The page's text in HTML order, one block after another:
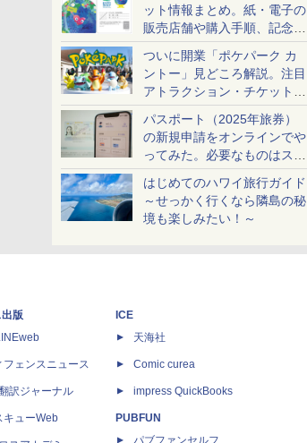
ット情報まとめ。紙・電子の
販売店舗や購入手順、記念チ
ケットも解説
ついに開業「ポケパーク カ
ントー」見どころ解説。注目
アトラクション・チケット手
配・来場前に必要な準備は？
パスポート（2025年旅券）
の新規申請をオンラインでや
ってみた。必要なものはスマ
ホとマイナカードのみ
はじめてのハワイ旅行ガイド
～せっかく行くなら隣島の秘
境も楽しみたい！～
版
フェンスニュース
訳ジャーナル
キューWeb
ICE
天海社
Comic curea
impress QuickBooks
PUBFUN
パブファンセルフ